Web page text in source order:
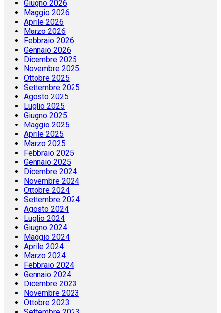
Giugno 2026
Maggio 2026
Aprile 2026
Marzo 2026
Febbraio 2026
Gennaio 2026
Dicembre 2025
Novembre 2025
Ottobre 2025
Settembre 2025
Agosto 2025
Luglio 2025
Giugno 2025
Maggio 2025
Aprile 2025
Marzo 2025
Febbraio 2025
Gennaio 2025
Dicembre 2024
Novembre 2024
Ottobre 2024
Settembre 2024
Agosto 2024
Luglio 2024
Giugno 2024
Maggio 2024
Aprile 2024
Marzo 2024
Febbraio 2024
Gennaio 2024
Dicembre 2023
Novembre 2023
Ottobre 2023